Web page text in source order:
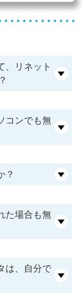
、リネット
コンでも無
？
た場合も無
は、自分で